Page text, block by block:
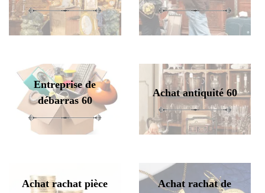
Entreprise de
débarras 60
Achat antiquité 60
Achat rachat pièce
Achat rachat de